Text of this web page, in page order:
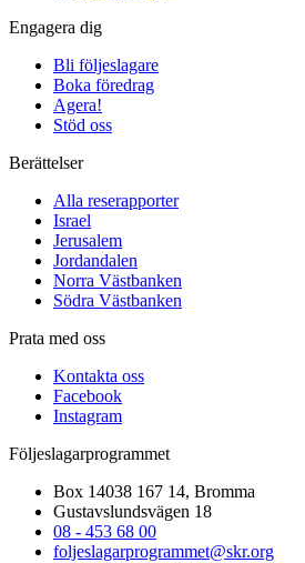
Engagera dig
Bli följeslagare
Boka föredrag
Agera!
Stöd oss
Berättelser
Alla reserapporter
Israel
Jerusalem
Jordandalen
Norra Västbanken
Södra Västbanken
Prata med oss
Kontakta oss
Facebook
Instagram
Följeslagarprogrammet
Box 14038 167 14, Bromma
Gustavslundsvägen 18
08 - 453 68 00
foljeslagarprogrammet@skr.org